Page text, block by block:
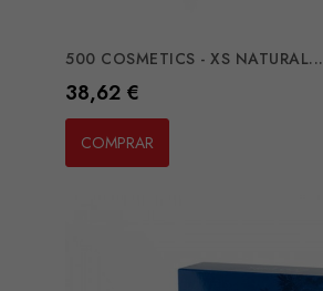
500 COSMETICS - XS NATURAL...
Preço
38,62 €
COMPRAR